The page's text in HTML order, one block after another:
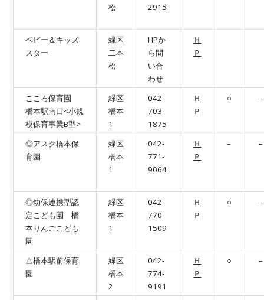
松
2915
ベビー＆キッズ
スター
緑区
二本
松
HPか
ら問
い合
わせ
Ｈ
Ｐ
こころ保育園
橋本駅南口<小規
模保育事業B型>
緑区
橋本
1
042-
703-
1875
Ｈ
Ｐ
○ –
◎アスク橋本保
育園
緑区
橋本
1
042-
771-
9064
Ｈ
Ｐ
– –
◎幼保連携型認
定こども園 橋
本りんごこども
園
緑区
橋本
1
042-
770-
1509
Ｈ
Ｐ
○ –
△橋本駅前保育
園
緑区
橋本
2
042-
774-
9191
Ｈ
Ｐ
○ –